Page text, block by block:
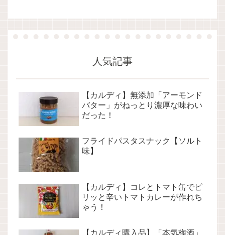
人気記事
【カルディ】無添加「アーモンド
バター」がねっとり濃厚な味わい
だった！
フライドパスタスナック【ソルト
味】
【カルディ】コレとトマト缶でピ
リッと辛いトマトカレーが作れち
ゃう！
【カルディ購入品】「本気梅酒」